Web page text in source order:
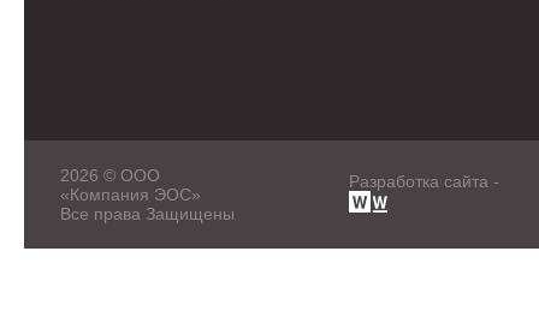
2026 © ООО
«Компания ЭОС»
Все права Защищены
Разработка сайта -